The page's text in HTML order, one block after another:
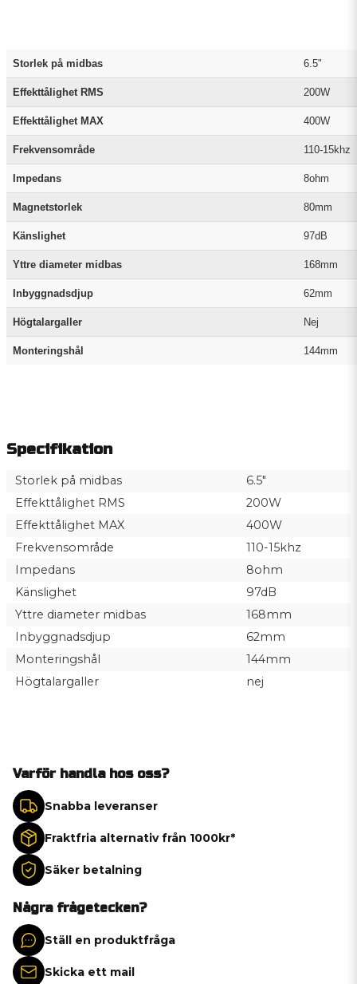
Storlek på midbas 6.5"
Effekttålighet RMS 200W
Effekttålighet MAX 400W
Frekvensområde 110-15khz
Impedans 8ohm
Magnetstorlek 80mm
Känslighet 97dB
Yttre diameter midbas 168mm
Inbyggnadsdjup 62mm
Högtalargaller Nej
Monteringshål 144mm
Specifikation
Storlek på midbas
6.5"
Effekttålighet RMS
200W
Effekttålighet MAX
400W
Frekvensområde
110-15khz
Impedans
8ohm
Känslighet
97dB
Yttre diameter midbas
168mm
Inbyggnadsdjup
62mm
Monteringshål
144mm
Högtalargaller
nej
Varför handla hos oss?
Snabba leveranser
Fraktfria alternativ från 1000kr*
Säker betalning
Några frågetecken?
Ställ en produktfråga
Skicka ett mail